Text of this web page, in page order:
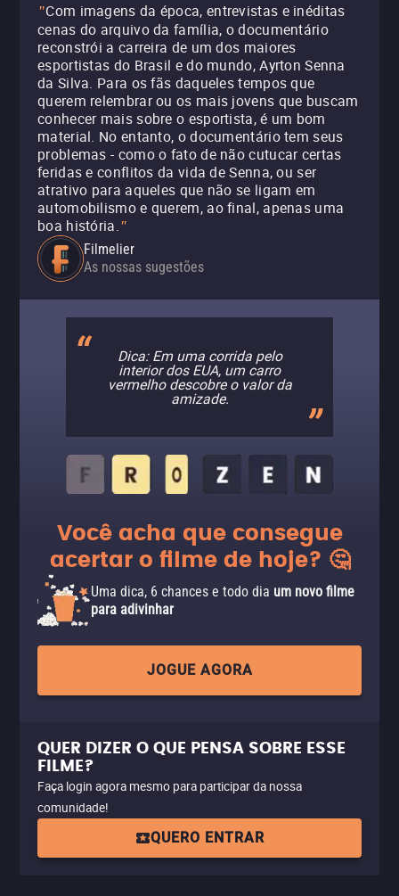
"Com imagens da época, entrevistas e inéditas
cenas do arquivo da família, o documentário
reconstrói a carreira de um dos maiores
esportistas do Brasil e do mundo, Ayrton Senna
da Silva. Para os fãs daqueles tempos que
querem relembrar ou os mais jovens que buscam
conhecer mais sobre o esportista, é um bom
material. No entanto, o documentário tem seus
problemas - como o fato de não cutucar certas
feridas e conflitos da vida de Senna, ou ser
atrativo para aqueles que não se ligam em
automobilismo e querem, ao final, apenas uma
boa história."
Filmelier
As nossas sugestões
Dica: Em uma corrida pelo
interior dos EUA, um carro
vermelho descobre o valor da
amizade.
Você acha que consegue
acertar o filme de hoje? 🤔
Uma dica, 6 chances e todo dia um novo filme
para adivinhar
JOGUE AGORA
QUER DIZER O QUE PENSA SOBRE ESSE
FILME?
Faça login agora mesmo para participar da nossa
comunidade!
QUERO ENTRAR